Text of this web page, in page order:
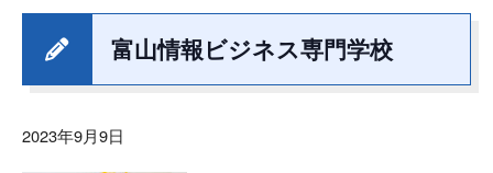
富山情報ビジネス専門学校
2023年9月9日